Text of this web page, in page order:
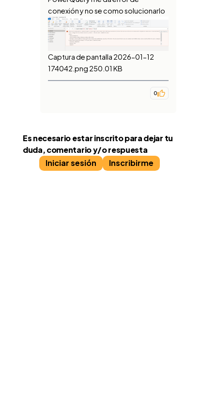
conexión y no se como solucionarlo
Captura de pantalla 2026-01-12
174042.png 250.01 KB
0
Es necesario estar inscrito para dejar tu
duda, comentario y/o respuesta
Iniciar sesión
Inscribirme